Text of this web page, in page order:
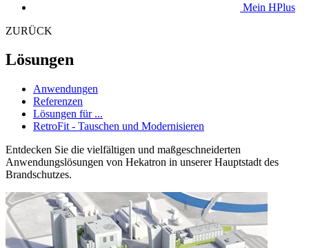
Mein HPlus
ZURÜCK
Lösungen
Anwendungen
Referenzen
Lösungen für ...
RetroFit - Tauschen und Modernisieren
Entdecken Sie die vielfältigen und maßgeschneiderten
Anwendungslösungen von Hekatron in unserer Hauptstadt des
Brandschutzes.